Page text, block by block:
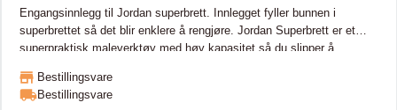
Engangsinnlegg til Jordan superbrett. Innlegget fyller bunnen i
superbrettet så det blir enklere å rengjøre. Jordan Superbrett er et
superpraktisk maleverktøy med høy kapasitet så du slipper å
raskere og enklere. Praktisk håndtak gir god fleksibilitet og kan flyttes
enkelt rundt. Malebrettet har en spesialutviklet rulleflate for optimalt
Bestillingsvare
Bestillingsvare